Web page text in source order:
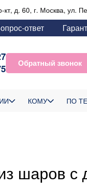
д. 60, г. Москва, ул.
ответ
Обратный звонок
КОМУ ПО
шаров с